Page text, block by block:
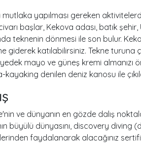
mutlaka yapılması gereken
başlar, Kekova adası, batık
teknenin dönmesi ile son bulur.
giderek katılabilirsiniz. Tekne
mayo ve güneş kremi
kayaking denilen deniz kanosu ile
ve dünyanın en gözde dalış
büyülü dünyasını, discovery diving
faydalanarak alacağınız